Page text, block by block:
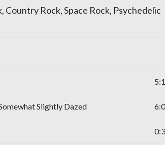
, Country Rock,Space Rock, Psychedelic
Slightly Dazed